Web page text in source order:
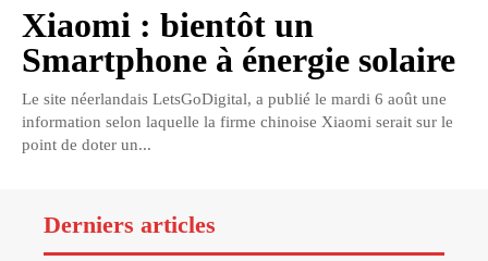
Xiaomi : bientôt un
Smartphone à énergie solaire
Le site néerlandais LetsGoDigital, a publié le mardi 6 août une
information selon laquelle la firme chinoise Xiaomi serait sur le
point de doter un...
Derniers articles